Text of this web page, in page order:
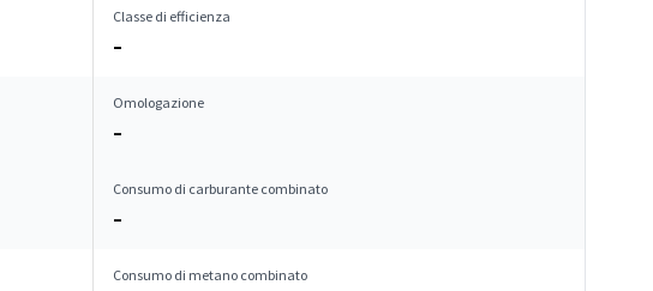
Classe di efficienza
–
Omologazione
–
Consumo di carburante combinato
–
Consumo di metano combinato